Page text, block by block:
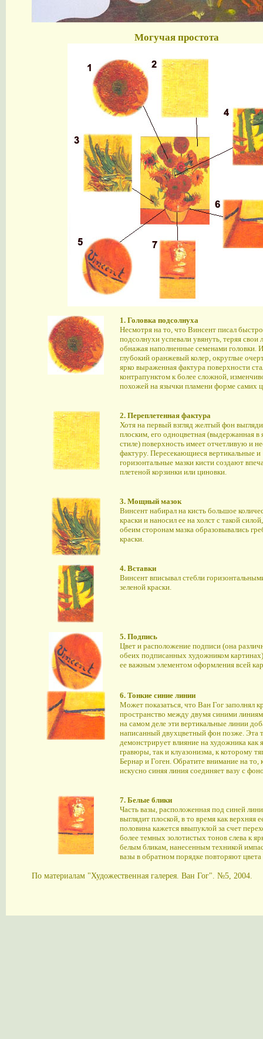
Могучая простота
1. Головка подсолнуха
Несмотря на то, что Винсент писал
подсолнухи успевали увянуть, теряя свои
обнажая наполненные семенами головки.
глубокий оранжевый колер, округлые
ярко выраженная фактура поверхности
контрапунктом к более сложной,
похожей на язычки пламени форме самих
2. Переплетенная фактура
Хотя на первый взгляд желтый фон
плоским, его одноцветная (выдержанная в
стиле) поверхность имеет отчетливую и
фактуру. Пересекающиеся вертикальные и
горизонтальные мазки кисти создают
плетеной корзинки или циновки.
3. Мощный мазок
Винсент набирал на кисть большое
краски и наносил ее на холст с такой
обеим сторонам мазка образовывались
краски.
4. Вставки
Винсент вписывал стебли
зеленой краски.
5. Подпись
Цвет и расположение подписи (она
обеих подписанных художником
ее важным элементом оформления всей
6. Тонкие синие линии
Может показаться, что Ван Гог заполнял
пространство между двумя синими
на самом деле эти вертикальные линии
написанный двухцветный фон позже. Эта
демонстрирует влияние на художника как
гравюры, так и клуазонизма, к которому
Бернар и Гоген. Обратите внимание на то,
искусно синяя линия соединяет вазу с
7. Белые блики
Часть вазы, расположенная под синей
выглядит плоской, в то время как верхняя
половина кажется ввыпуклой за счет
более темных золотистых тонов слева к
белым бликам, нанесенным техникой
вазы в обратном порядке повторяют
По материалам "Художественная галерея. Ван Гог". №5, 2004.